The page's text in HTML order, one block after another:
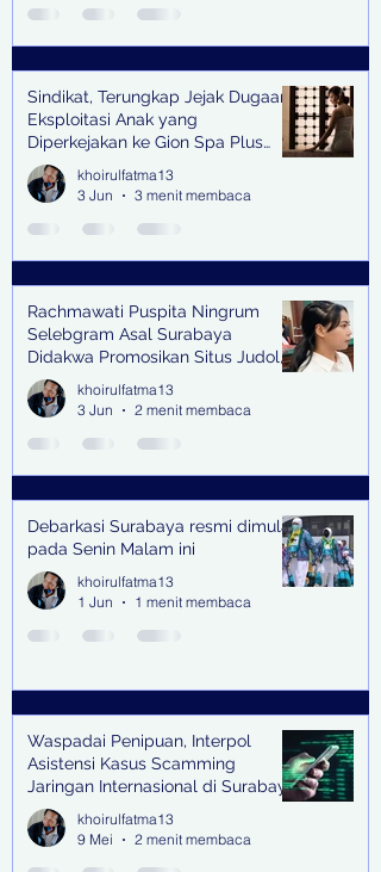
Sindikat, Terungkap Jejak Dugaan
Eksploitasi Anak yang
Diperkejakan ke Gion Spa Plus
and Pub Surabaya,
khoirulfatma13
3 Jun
3 menit membaca
Rachmawati Puspita Ningrum
Selebgram Asal Surabaya
Didakwa Promosikan Situs Judol,
Raup Rp2 Juta dari Tiga Kali
Endorse
khoirulfatma13
3 Jun
2 menit membaca
Debarkasi Surabaya resmi dimulai
pada Senin Malam ini
khoirulfatma13
1 Jun
1 menit membaca
Waspadai Penipuan, Interpol
Asistensi Kasus Scamming
Jaringan Internasional di Surabaya
khoirulfatma13
9 Mei
2 menit membaca